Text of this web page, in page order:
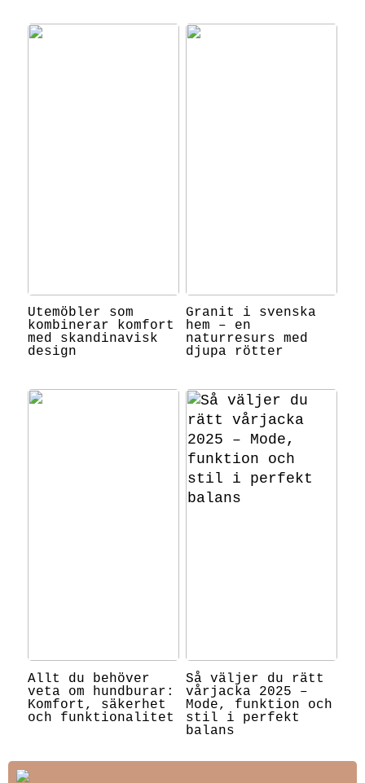
Utemöbler som
kombinerar komfort
med skandinavisk
design
Granit i svenska
hem – en
naturresurs med
djupa rötter
Allt du behöver
veta om hundburar:
Komfort, säkerhet
och funktionalitet
Så väljer du rätt
vårjacka 2025 –
Mode, funktion och
stil i perfekt
balans